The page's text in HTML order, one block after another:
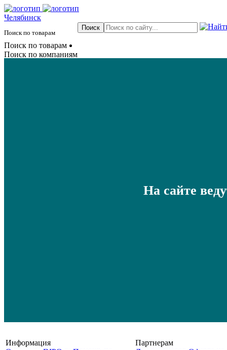
Челябинск
Поиск по товарам
Поиск по товарам
Поиск по компаниям
На сайте
Информация
Партнерам